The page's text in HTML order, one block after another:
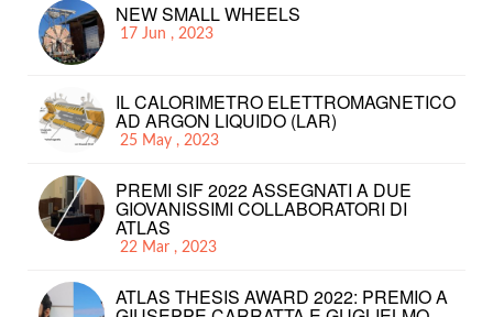
NEW SMALL WHEELS
17 Jun , 2023
IL CALORIMETRO ELETTROMAGNETICO
AD ARGON LIQUIDO (LAR)
25 May , 2023
PREMI SIF 2022 ASSEGNATI A DUE
GIOVANISSIMI COLLABORATORI DI
ATLAS
22 Mar , 2023
ATLAS THESIS AWARD 2022: PREMIO A